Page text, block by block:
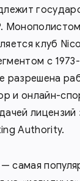
клуб
с
разрешена
и онлайн-
лицензий
Authority.
самая